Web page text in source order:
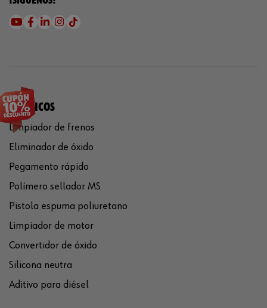
QUÍMICOS
Limpiador de frenos
Eliminador de óxido
Pegamento rápido
Polímero sellador MS
Pistola espuma poliuretano
Limpiador de motor
Convertidor de óxido
Silicona neutra
Aditivo para diésel